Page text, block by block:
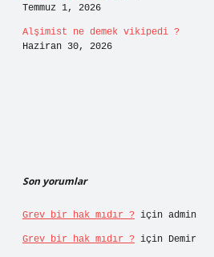
Temmuz 1, 2026
Alşimist ne demek vikipedi ?
Haziran 30, 2026
Son yorumlar
Grev bir hak mıdır ? için admin
Grev bir hak mıdır ? için Demir